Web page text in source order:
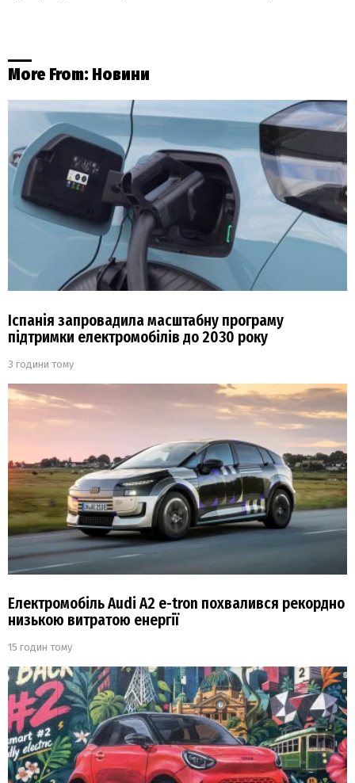
More From: Новини
Іспанія запровадила масштабну програму
підтримки електромобілів до 2030 року
3 години тому
Електромобіль Audi A2 e-tron похвалився рекордно
низькою витратою енергії
15 годин тому